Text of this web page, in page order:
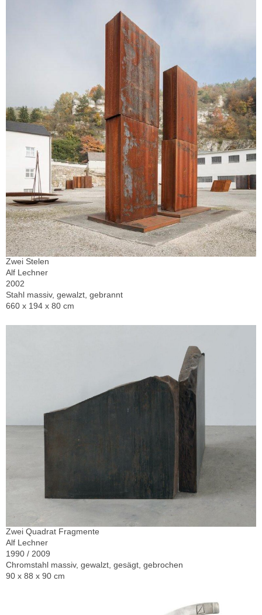
Zwei Stelen
Alf Lechner
2002
Stahl massiv, gewalzt, gebrannt
660 x 194 x 80 cm
Zwei Quadrat Fragmente
Alf Lechner
1990 / 2009
Chromstahl massiv, gewalzt, gesägt, gebrochen
90 x 88 x 90 cm